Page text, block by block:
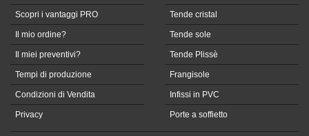
Scopri i vantaggi PRO
Il mio ordine?
Il miei preventivi?
Tempi di produzione
Condizioni di Vendita
Privacy
Tende cristal
Tende sole
Tende Plissè
Frangisole
Infissi in PVC
Porte a soffietto